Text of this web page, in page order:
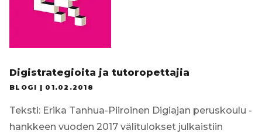
Digistrategioita ja tutoropettajia
BLOGI | 01.02.2018
Teksti: Erika Tanhua-Piiroinen Digiajan peruskoulu -
hankkeen vuoden 2017 välitulokset julkaistiin